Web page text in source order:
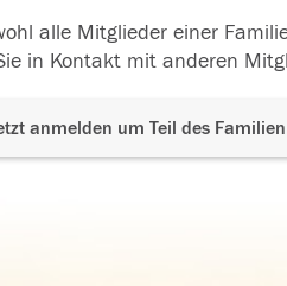
alle Mitglieder einer
in Kontakt mit anderen
anmelden um Teil des